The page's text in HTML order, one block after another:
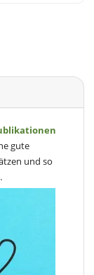
gute
und so